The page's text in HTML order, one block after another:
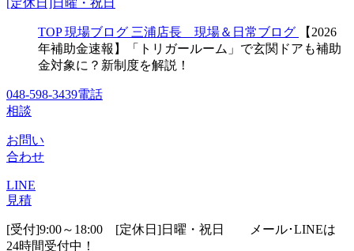
TOP 現場ブログ 三浦店長 現場＆日常ブログ
【2026
年補助金速報】「トリガールーム」で玄関ドアも補助
金対象に？新制度を解説！
048-598-3439電話
相談
お問い
合わせ
LINE
見積
[受付]9:00～18:00 [定休日]日曜・祝日
メール･LINEは
24時間受付中！